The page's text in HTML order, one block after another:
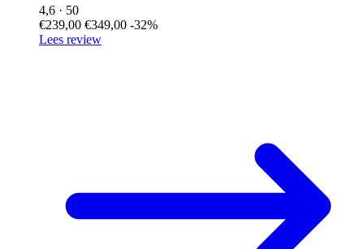
4,6 · 50
€239,00 €349,00 -32%
Lees review